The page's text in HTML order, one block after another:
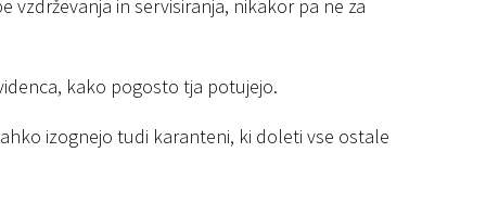
vzdrževanja in servisiranja, nikakor pa ne za
kako pogosto tja potujejo.
izognejo tudi karanteni, ki doleti vse ostale